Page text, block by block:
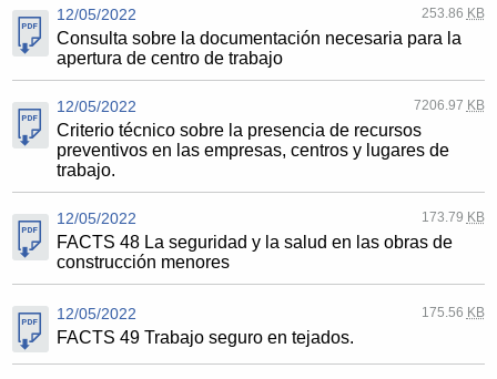
12/05/2022 253.86 KB
Consulta sobre la documentación necesaria para la
apertura de centro de trabajo
12/05/2022 7206.97 KB
Criterio técnico sobre la presencia de recursos
preventivos en las empresas, centros y lugares de
trabajo.
12/05/2022 173.79 KB
FACTS 48 La seguridad y la salud en las obras de
construcción menores
12/05/2022 175.56 KB
FACTS 49 Trabajo seguro en tejados.